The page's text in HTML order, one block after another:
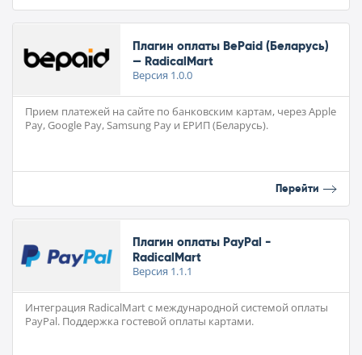
Плагин оплаты BePaid (Беларусь)
— RadicalMart
Версия 1.0.0
Прием платежей на сайте по банковским картам, через Apple
Pay, Google Pay, Samsung Pay и ЕРИП (Беларусь).
Перейти
Плагин оплаты PayPal -
RadicalMart
Версия 1.1.1
Интеграция RadicalMart с международной системой оплаты
PayPal. Поддержка гостевой оплаты картами.